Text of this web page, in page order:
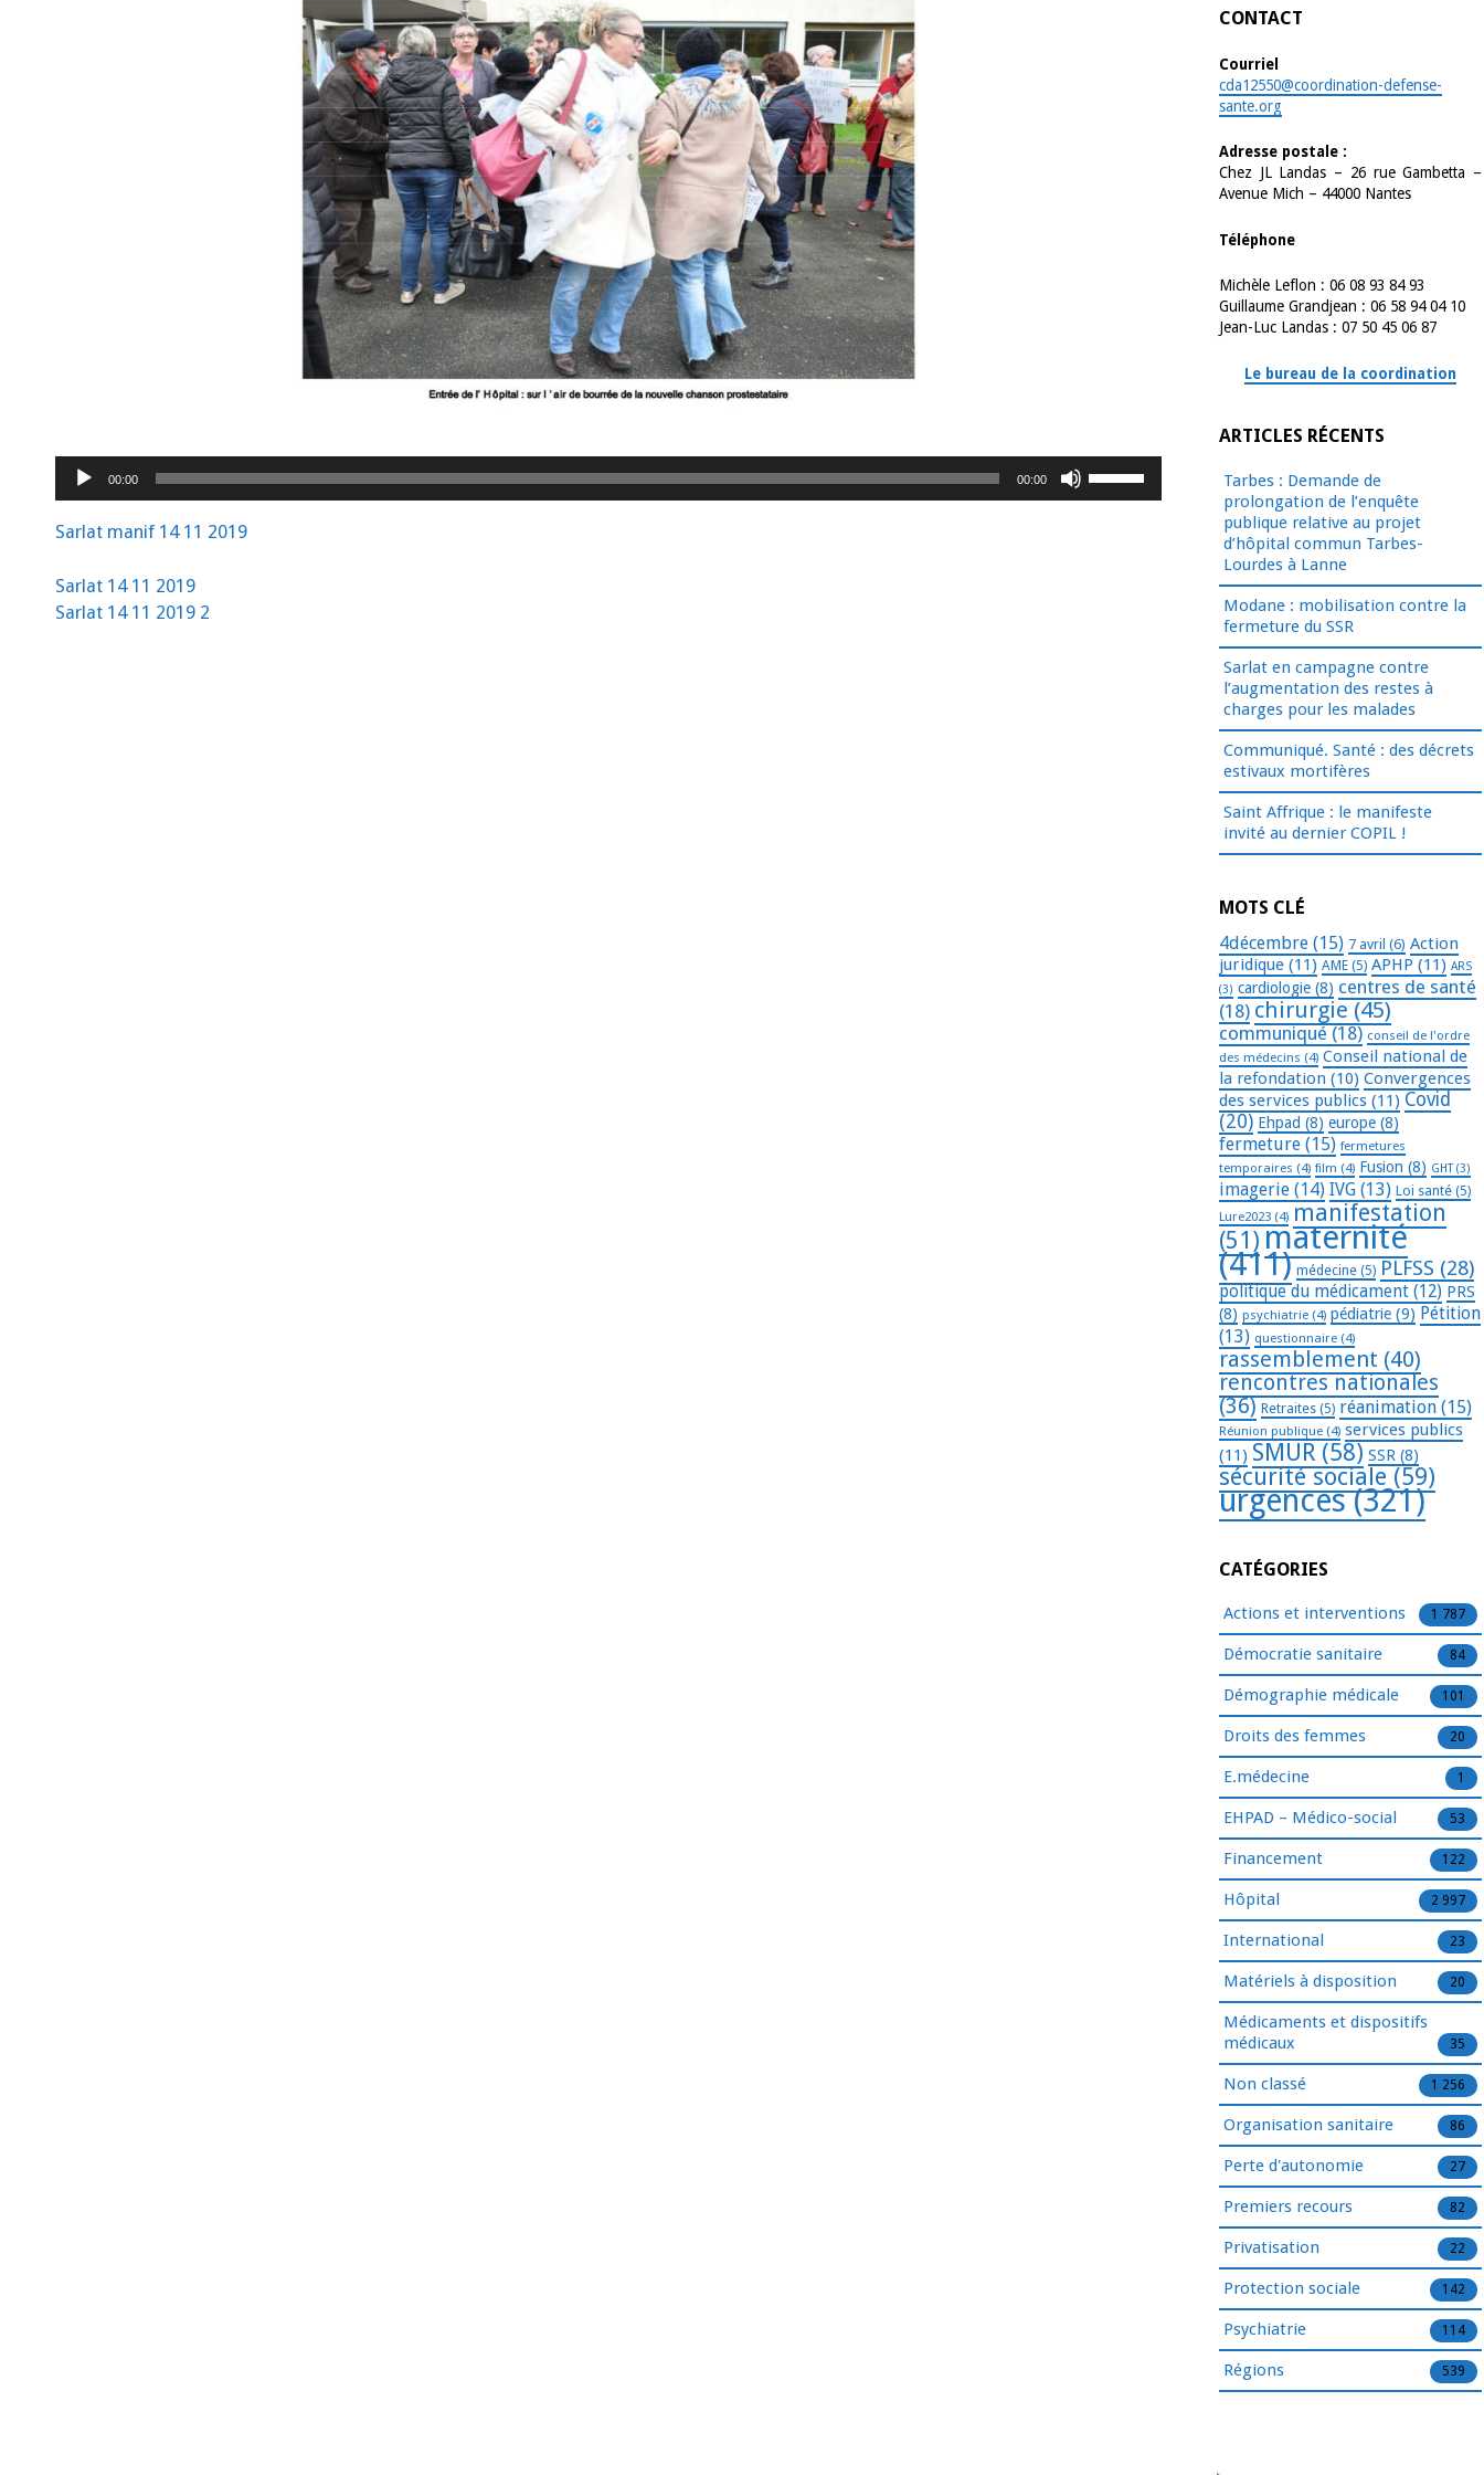
Lecteur
00:00 00:00
Sarlat manif 14 11 2019
Sarlat 14 11 2019
Sarlat 14 11 2019 2
CONTACT
Courriel
cda12550@coordination-defense-
sante.org
Adresse postale :
Chez JL Landas – 26 rue Gambetta –
Avenue Mich – 44000 Nantes
Téléphone
Michèle Leflon : 06 08 93 84 93
Guillaume Grandjean : 06 58 94 04 10
Jean-Luc Landas : 07 50 45 06 87
Le bureau de la coordination
ARTICLES RÉCENTS
Tarbes : Demande de
prolongation de l’enquête
publique relative au projet
d’hôpital commun Tarbes-
Lourdes à Lanne
Modane : mobilisation contre la
fermeture du SSR
Sarlat en campagne contre
l’augmentation des restes à
charges pour les malades
Communiqué. Santé : des décrets
estivaux mortifères
Saint Affrique : le manifeste
invité au dernier COPIL !
MOTS CLÉ
4décembre (15) 7 avril (6) Action
juridique (11) AME (5) APHP (11) ARS
(3) cardiologie (8) centres de santé
(18) chirurgie (45)
communiqué (18) conseil de l'ordre
des médecins (4) Conseil national de
la refondation (10) Convergences
des services publics (11) Covid
(20) Ehpad (8) europe (8)
fermeture (15) fermetures
temporaires (4) film (4) Fusion (8) GHT(3)
imagerie (14) IVG (13) Loi santé (5)
Lure2023 (4) manifestation
(51) maternité
(411) médecine (5) PLFSS (28)
politique du médicament (12) PRS
(8) psychiatrie (4) pédiatrie (9) Pétition
(13) questionnaire (4)
rassemblement (40)
rencontres nationales
(36) Retraites (5) réanimation (15)
Réunion publique (4) services publics
(11) SMUR (58) SSR (8)
sécurité sociale (59)
urgences(321)
CATÉGORIES
Actions et interventions 1 787
Démocratie sanitaire 84
Démographie médicale 101
Droits des femmes 20
E.médecine 1
EHPAD – Médico-social 53
Financement 122
Hôpital 2 997
International 23
Matériels à disposition 20
Médicaments et dispositifs
médicaux
35
Non classé 1 256
Organisation sanitaire 86
Perte d'autonomie 27
Premiers recours 82
Privatisation 22
Protection sociale 142
Psychiatrie 114
Régions 539